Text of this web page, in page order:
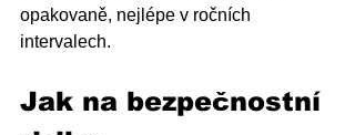
opakovaně, nejlépe v ročních
intervalech.
Jak na bezpečnostní